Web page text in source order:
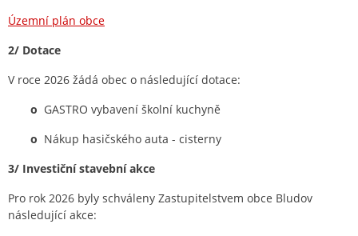
Územní plán obce
2/ Dotace
V roce 2026 žádá obec o následující dotace:
o GASTRO vybavení školní kuchyně
o Nákup hasičského auta - cisterny
3/ Investiční stavební akce
Pro rok 2026 byly schváleny Zastupitelstvem obce Bludov
následující akce: